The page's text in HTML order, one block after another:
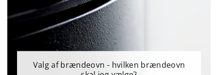
Valg af brændeovn - hvilken brændeovn